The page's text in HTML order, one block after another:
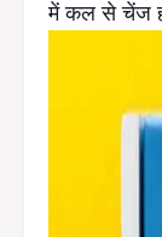
में कल से चेंज